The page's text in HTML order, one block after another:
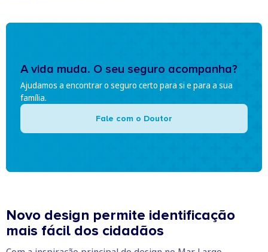
A vida muda. O seu seguro acompanha?
Ajudamos a encontrar o seguro certo para si e para a sua
família.
Fale com o Doutor
Novo design permite identificação
mais fácil dos cidadãos